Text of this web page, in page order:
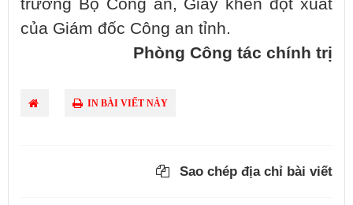
trưởng Bộ Công an, Giấy khen đột xuất
của Giám đốc Công an tỉnh.
Phòng Công tác chính trị
IN BÀI VIẾT NÀY
Sao chép địa chỉ bài viết